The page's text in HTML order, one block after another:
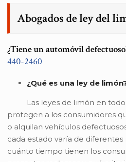
Abogados de ley del
¿Tiene un automóvil
440-2460
¿Qué es una ley de
Las leyes de limón en
protegen a los consumidores
o alquilan vehículos
cada estado varía de
cuánto tiempo tienen los